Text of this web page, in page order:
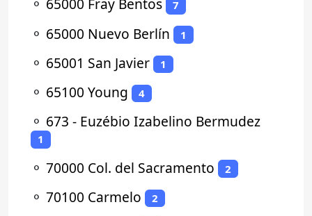
⚬ 65000 Fray Bentos 7
⚬ 65000 Nuevo Berlín 1
⚬ 65001 San Javier 1
⚬ 65100 Young 4
⚬ 673 - Euzébio Izabelino Bermudez
1
⚬ 70000 Col. del Sacramento 2
⚬ 70100 Carmelo 2